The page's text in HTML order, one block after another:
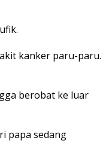
kanker paru-paru.
berobat ke luar
papa sedang